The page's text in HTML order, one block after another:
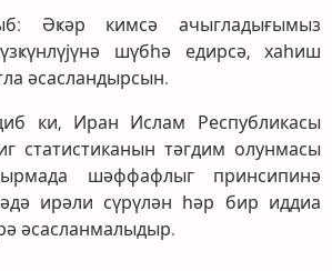
Әҝәр кимсә ачыгладығымыз
шүбһә едирсә, хаһиш
әсасландырсын.
ки, Иран Ислам Республикасы
статистиканын тәгдим олунмасы
шәффафлыг принсипинә
ирәли сүрүлән һәр бир иддиа
әсасланмалыдыр.